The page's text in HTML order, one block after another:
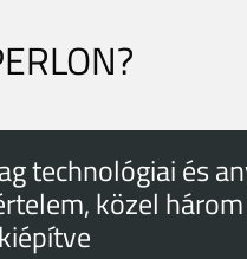
technológiai és
közel